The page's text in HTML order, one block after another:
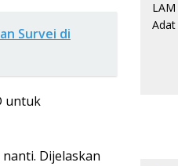
Survei di
untuk
Dijelaskan